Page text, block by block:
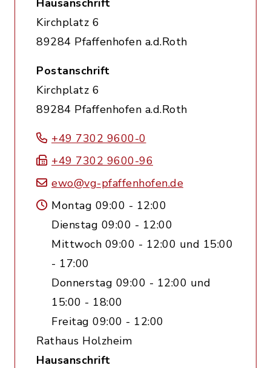
Hausanschrift
Kirchplatz 6
89284 Pfaffenhofen a.d.Roth
Postanschrift
Kirchplatz 6
89284 Pfaffenhofen a.d.Roth
+49 7302 9600-0
+49 7302 9600-96
ewo@vg-pfaffenhofen.de
Montag 09:00 - 12:00
Dienstag 09:00 - 12:00
Mittwoch 09:00 - 12:00 und 15:00
- 17:00
Donnerstag 09:00 - 12:00 und
15:00 - 18:00
Freitag 09:00 - 12:00
Rathaus Holzheim
Hausanschrift